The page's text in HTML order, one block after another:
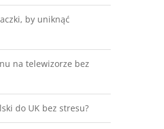
by uniknąć
na telewizorze bez
do UK bez stresu?